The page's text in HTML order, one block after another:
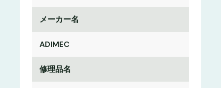
メーカー名
ADIMEC
修理品名